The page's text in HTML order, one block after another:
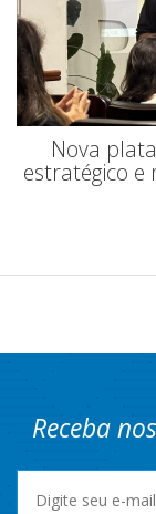
Nova
estratégico e
Receba